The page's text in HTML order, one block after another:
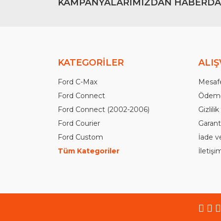
KAMPANYALARIMIZDAN
KATEGORİLER
Ford C-Max
Ford Connect
Ford Connect (2002-2006)
Ford Courier
Ford Custom
Tüm Kategoriler
İade